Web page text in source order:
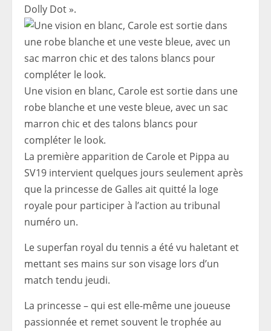
Dolly Dot ».
Une vision en blanc, Carole est sortie dans une
robe blanche et une veste bleue, avec un sac
marron chic et des talons blancs pour
compléter le look.
La première apparition de Carole et Pippa au
SV19 intervient quelques jours seulement après
que la princesse de Galles ait quitté la loge
royale pour participer à l’action au tribunal
numéro un.
Le superfan royal du tennis a été vu haletant et
mettant ses mains sur son visage lors d’un
match tendu jeudi.
La princesse – qui est elle-même une joueuse
passionnée et remet souvent le trophée au